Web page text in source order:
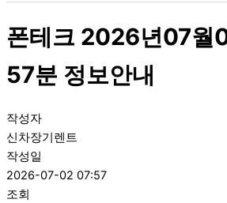
폰테크 2026년07월
57분 정보안내
작성자
신차장기렌트
작성일
2026-07-02 07:57
조회